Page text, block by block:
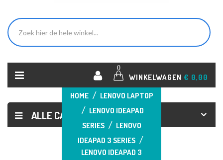
0
WINKELWAGEN € 0,00
ALLE CATEGORIEËN
HOME
LENOVO LAPTOP
LENOVO IDEAPAD
SERIES
LENOVO
IDEAPAD 3 SERIES
LENOVO IDEAPAD 3